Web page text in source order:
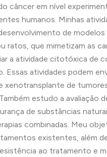
câncer em nível
humanos. Minhas
de
ratos, que mimetizam as
a atividade citotóxica de
Essas atividades podem
xenotransplante de
estudo a avaliação
de substâncias
combinadas. Meu
existentes, além
ao tratamento e